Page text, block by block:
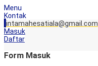
Menu
Kontak
intamahesatiala@gmail.com
Masuk
Daftar
Form Masuk